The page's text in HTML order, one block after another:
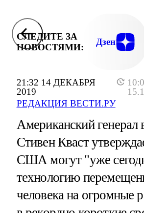
21:32 14 ДЕКАБРЯ
2019
РЕДАКЦИЯ ВЕСТИ.РУ
СЛЕДИТЕ ЗА
НОВОСТЯМИ:
Дзен
Американский генерал
Стивен Кваст
США могут "уже
технологию
человека на огромные